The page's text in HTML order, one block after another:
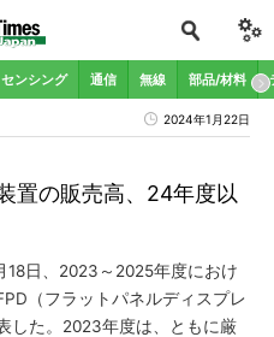
センシング 通信 無線 部品/材料
2024年1月22日
置の販売高、24年度以
18日、2023～2025年度におけ
（フラットパネルディスプレ
した。2023年度は、ともに厳